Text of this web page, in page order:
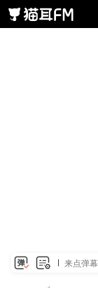
来点弹